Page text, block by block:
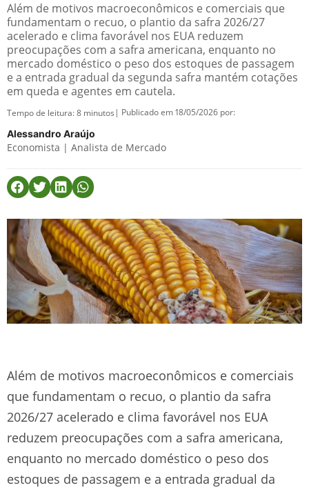
Além de motivos macroeconômicos e comerciais que
fundamentam o recuo, o plantio da safra 2026/27
acelerado e clima favorável nos EUA reduzem
preocupações com a safra americana, enquanto no
mercado doméstico o peso dos estoques de passagem
e a entrada gradual da segunda safra mantém cotações
em queda e agentes em cautela.
Tempo de leitura:8 minutos | Publicado em 18/05/2026 por:
Alessandro Araújo
Economista | Analista de Mercado
Além de motivos macroeconômicos e comerciais
que fundamentam o recuo, o plantio da safra
2026/27 acelerado e clima favorável nos EUA
reduzem preocupações com a safra americana,
enquanto no mercado doméstico o peso dos
estoques de passagem e a entrada gradual da